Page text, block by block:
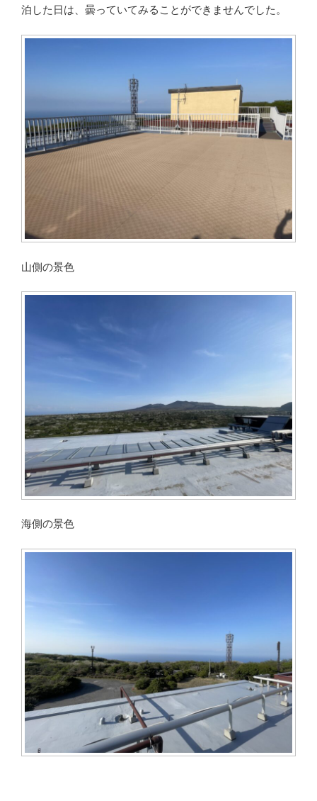
泊した日は、曇っていてみることができませんでした。
山側の景色
海側の景色